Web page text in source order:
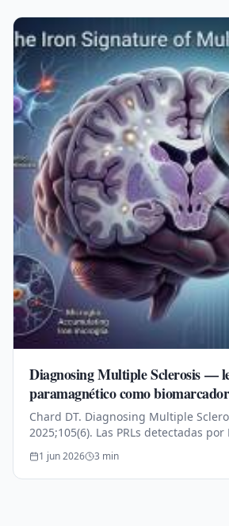
Diagnosing Multiple Sclerosis —
paramagnético como
Chard DT. Diagnosing Multiple
2025;105(6). Las PRLs detectadas por
susceptibilidad muestran sensibilidad
especificidad del 90 % para EM.
1 jun 2026 3 min